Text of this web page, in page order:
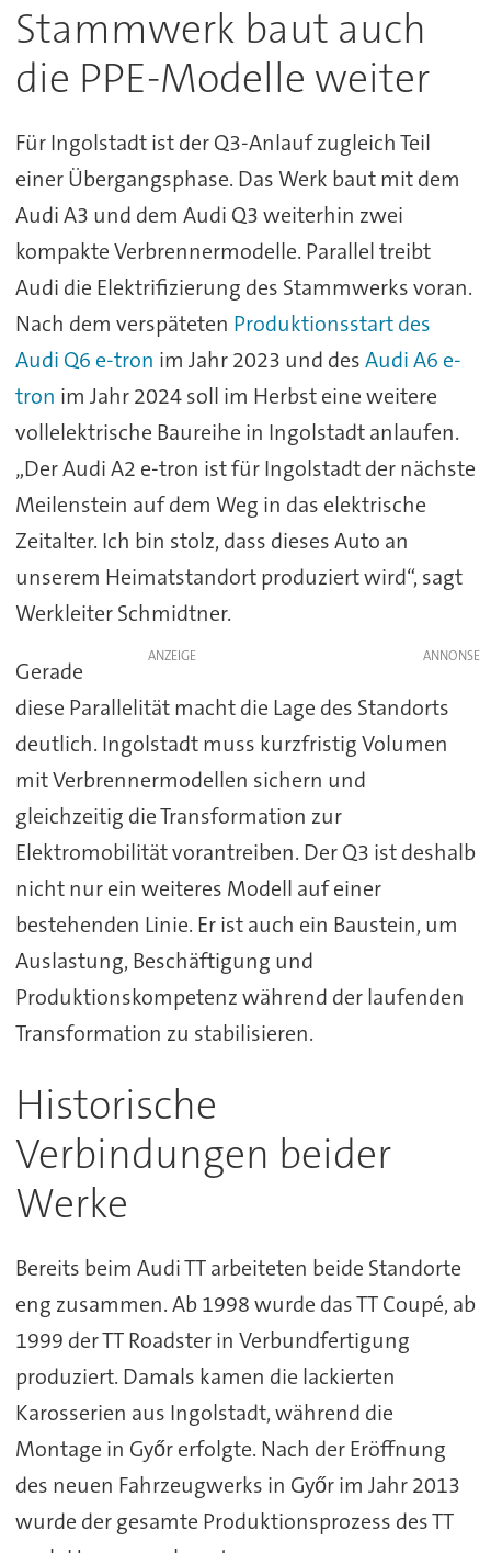
Stammwerk baut auch
die PPE-Modelle weiter
Für Ingolstadt ist der Q3-Anlauf zugleich Teil
einer Übergangsphase. Das Werk baut mit dem
Audi A3 und dem Audi Q3 weiterhin zwei
kompakte Verbrennermodelle. Parallel treibt
Audi die Elektrifizierung des Stammwerks voran.
Nach dem verspäteten Produktionsstart des
Audi Q6 e-tron im Jahr 2023 und desAudi A6 e-
tron im Jahr 2024 soll im Herbst eine weitere
vollelektrische Baureihe in Ingolstadt anlaufen.
„Der Audi A2 e-tron ist für Ingolstadt der nächste
Meilenstein auf dem Weg in das elektrische
Zeitalter. Ich bin stolz, dass dieses Auto an
unserem Heimatstandort produziert wird“, sagt
Werkleiter Schmidtner.
ANZEIGE
Gerade
diese Parallelität macht die Lage des Standorts
deutlich. Ingolstadt muss kurzfristig Volumen
mit Verbrennermodellen sichern und
gleichzeitig die Transformation zur
Elektromobilität vorantreiben. Der Q3 ist deshalb
nicht nur ein weiteres Modell auf einer
bestehenden Linie. Er ist auch ein Baustein, um
Auslastung, Beschäftigung und
Produktionskompetenz während der laufenden
Transformation zu stabilisieren.
Historische
Verbindungen beider
Werke
Bereits beim Audi TT arbeiteten beide Standorte
eng zusammen. Ab 1998 wurde das TT Coupé, ab
1999 der TT Roadster in Verbundfertigung
produziert. Damals kamen die lackierten
Karosserien aus Ingolstadt, während die
Montage in Győr erfolgte. Nach der Eröffnung
des neuen Fahrzeugwerks in Győr im Jahr 2013
wurde der gesamte Produktionsprozess des TT